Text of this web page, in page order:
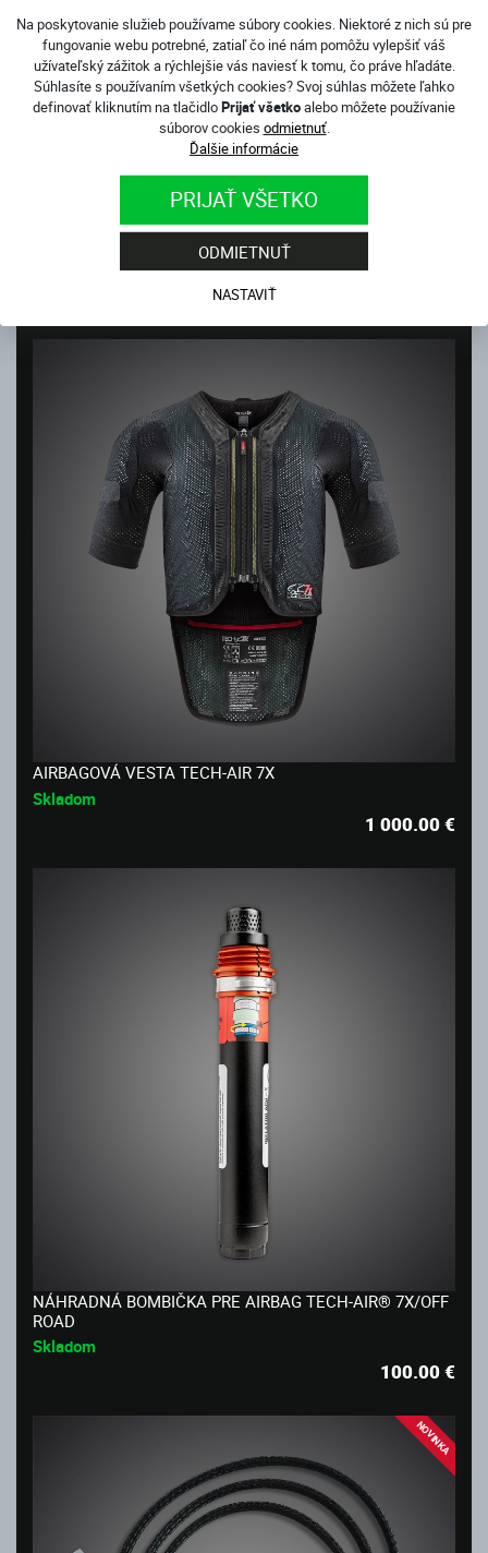
Na poskytovanie služieb používame súbory cookies. Niektoré z nich sú pre
fungovanie webu potrebné, zatiaľ čo iné nám pomôžu vylepšiť váš
užívateľský zážitok a rýchlejšie vás naviesť k tomu, čo práve hľadáte.
Súhlasíte s používaním všetkých cookies? Svoj súhlas môžete ľahko
definovať kliknutím na tlačidloPrijať všetkoalebo môžete používanie
súborov cookies odmietnuť.
Ďalšie informácie
PRIJAŤ VŠETKO
ODMIETNUŤ
NASTAVIŤ
AIRBAGOVÁ VESTA TECH-AIR® 5 PLASMA
AIRBAGOVÁ VESTA TECH-AIR 7X
Skladom
1 000.00€
NÁHRADNÁ BOMBIČKA PRE AIRBAG TECH-AIR® 7X/OFF
ROAD
Skladom
100.00€
NOVINKA